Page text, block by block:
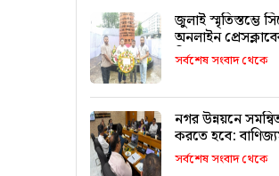
জুলাই স্মৃতিস্তম্ভে
অনলাইন
নিবেদন
সর্বশেষ সংবাদ থেকে
নগর উন্নয়নে
করতে হবে:
সর্বশেষ সংবাদ থেকে